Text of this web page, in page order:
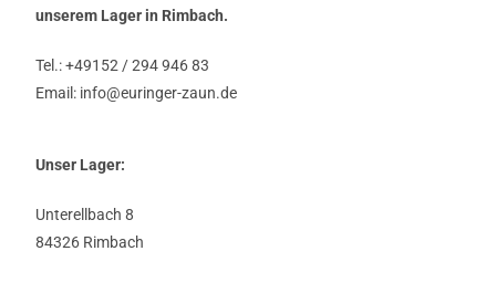
unserem Lager in Rimbach.
Tel.: +49152 / 294 946 83
Email: info@euringer-zaun.de
Unser Lager:
Unterellbach 8
84326 Rimbach